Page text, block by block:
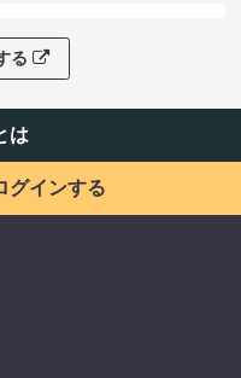
る
は
グインする